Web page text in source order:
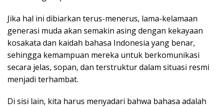
Jika hal ini dibiarkan terus-menerus, lama-kelamaan
generasi muda akan semakin asing dengan kekayaan
kosakata dan kaidah bahasa Indonesia yang benar,
sehingga kemampuan mereka untuk berkomunikasi
secara jelas, sopan, dan terstruktur dalam situasi resmi
menjadi terhambat.
Di sisi lain, kita harus menyadari bahwa bahasa adalah